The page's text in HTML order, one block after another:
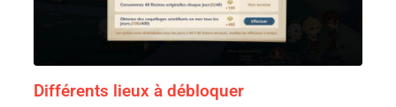
Différents lieux à débloquer